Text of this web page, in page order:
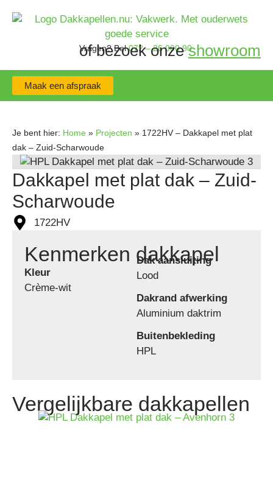
Vragen?Bel072 – 26 000 90
of bezoek onzeshowroom
Maak een afspraak
Je bent hier: Home » Projecten » 1722HV – Dakkapel met plat
dak – Zuid-Scharwoude
Dakkapel met plat dak – Zuid-
Scharwoude
1722HV
Kenmerken dakkapel
Kleur
Crème-wit
Dak aansluiting
Lood
Dakrand afwerking
Aluminium daktrim
Buitenbekleding
HPL
Vergelijkbare dakkapellen